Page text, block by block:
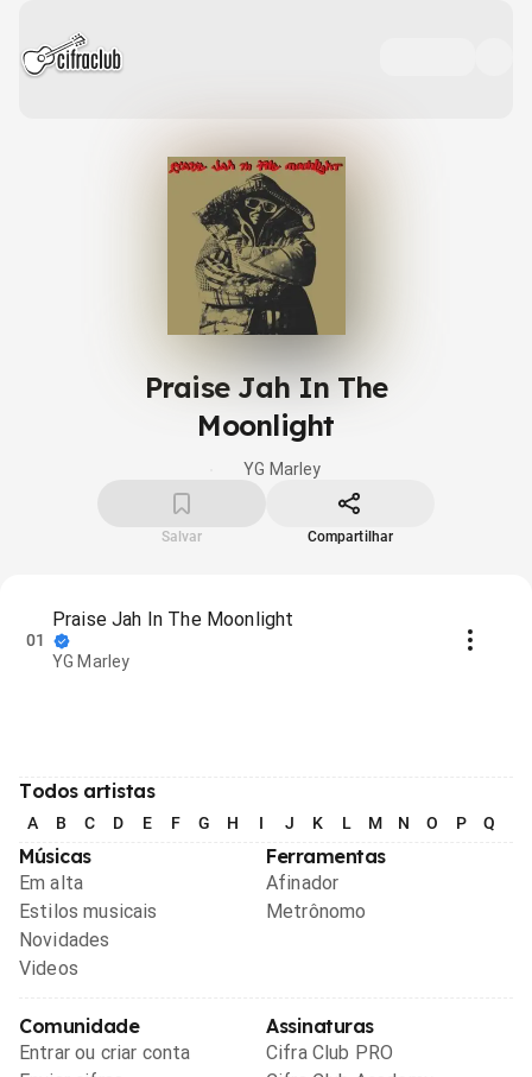
Praise Jah In The
Moonlight
YG Marley
Salvar Compartilhar
01
Praise Jah In The Moonlight
YG Marley
Todos artistas
A B C D E F G H I J K L M N O P Q
Músicas
Em alta
Estilos musicais
Novidades
Videos
Ferramentas
Afinador
Metrônomo
Comunidade
Entrar ou criar conta
Assinaturas
Cifra Club PRO